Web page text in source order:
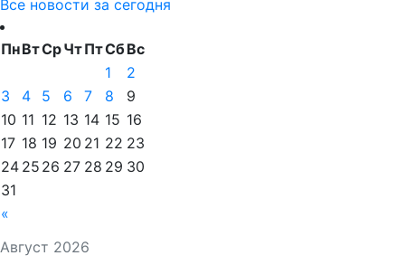
Все новости за сегодня
Август 2026
ПнВтСрЧтПтСбВс
«
1
2
3
4 5 6 7 8
9
10 11 12 13 14 15 16
17 18 19 20 21 22 23
24 25 26 27 28 29 30
31